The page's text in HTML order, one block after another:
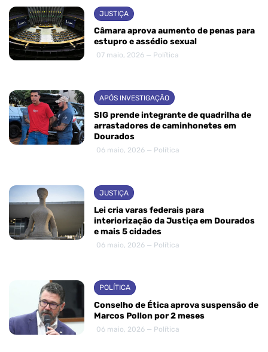
JUSTIÇA
Câmara aprova aumento de penas para
estupro e assédio sexual
07 maio, 2026 — Política
APÓS INVESTIGAÇÃO
SIG prende integrante de quadrilha de
arrastadores de caminhonetes em
Dourados
06 maio, 2026 — Política
JUSTIÇA
Lei cria varas federais para
interiorização da Justiça em Dourados
e mais 5 cidades
06 maio, 2026 — Política
POLÍTICA
Conselho de Ética aprova suspensão de
Marcos Pollon por 2 meses
06 maio, 2026 — Política